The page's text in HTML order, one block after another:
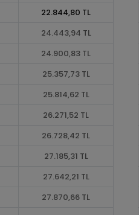
22.844,80 TL
24.443,94 TL
24.900,83 TL
25.357,73 TL
25.814,62 TL
26.271,52 TL
26.728,42 TL
27.185,31 TL
27.642,21 TL
27.870,66 TL